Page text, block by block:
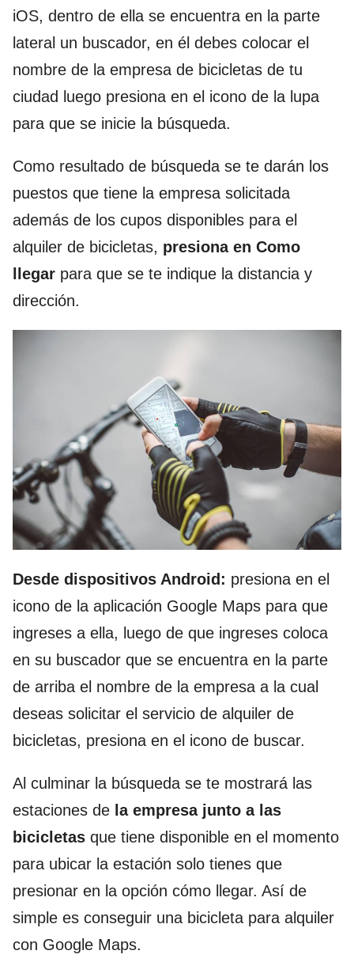
iOS, dentro de ella se encuentra en la parte
lateral un buscador, en él debes colocar el
nombre de la empresa de bicicletas de tu
ciudad luego presiona en el icono de la lupa
para que se inicie la búsqueda.
Como resultado de búsqueda se te darán los
puestos que tiene la empresa solicitada
además de los cupos disponibles para el
alquiler de bicicletas, presiona en Como
llegar para que se te indique la distancia y
dirección.
Desde dispositivos Android: presiona en el
icono de la aplicación Google Maps para que
ingreses a ella, luego de que ingreses coloca
en su buscador que se encuentra en la parte
de arriba el nombre de la empresa a la cual
deseas solicitar el servicio de alquiler de
bicicletas, presiona en el icono de buscar.
Al culminar la búsqueda se te mostrará las
estaciones de la empresa junto a las
bicicletas que tiene disponible en el momento
para ubicar la estación solo tienes que
presionar en la opción cómo llegar. Así de
simple es conseguir una bicicleta para alquiler
con Google Maps.